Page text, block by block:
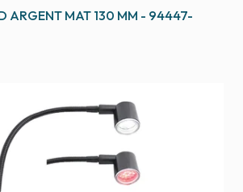
ARGENT MAT 130 MM - 94447-